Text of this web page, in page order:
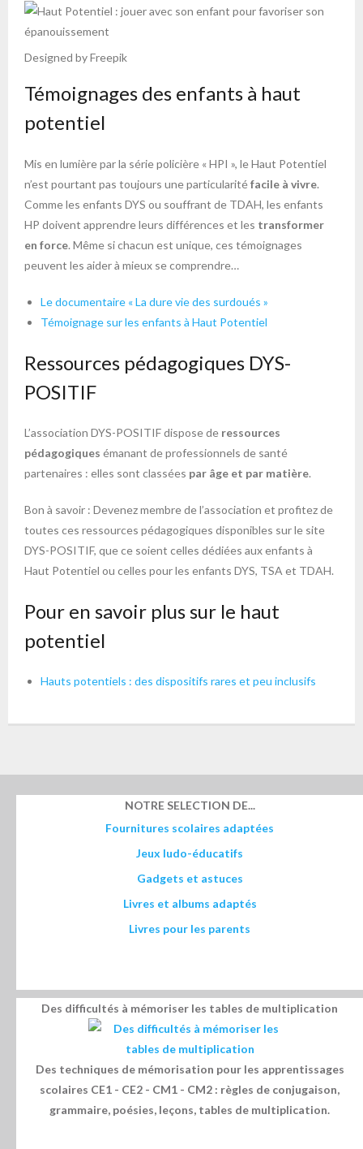
Designed by Freepik
Témoignages des enfants à haut
potentiel
Mis en lumière par la série policière « HPI », le Haut Potentiel
n’est pourtant pas toujours une particularitéfacile à vivre.
Comme les enfants DYS ou souffrant de TDAH, les enfants
HP doivent apprendre leurs différences et les transformer
en force. Même si chacun est unique, ces témoignages
peuvent les aider à mieux se comprendre…
Le documentaire « La dure vie des surdoués »
Témoignage sur les enfants à Haut Potentiel
Ressources pédagogiques DYS-
POSITIF
L’association DYS-POSITIF dispose de ressources
pédagogiques émanant de professionnels de santé
partenaires : elles sont classées par âge et par matière.
Bon à savoir : Devenez membre de l’association et profitez de
toutes ces ressources pédagogiques disponibles sur le site
DYS-POSITIF, que ce soient celles dédiées aux enfants à
Haut Potentiel ou celles pour les enfants DYS, TSA et TDAH.
Pour en savoir plus sur le haut
potentiel
Hauts potentiels : des dispositifs rares et peu inclusifs
NOTRE SELECTION DE...
Fournitures scolaires adaptées
Jeux ludo-éducatifs
Gadgets et astuces
Livres et albums adaptés
Livres pour les parents
Des difficultés à mémoriser les tables de multiplication
Des techniques de mémorisation pour les apprentissages
scolaires CE1 - CE2 - CM1 - CM2 : règles de conjugaison,
grammaire, poésies, leçons, tables de multiplication.